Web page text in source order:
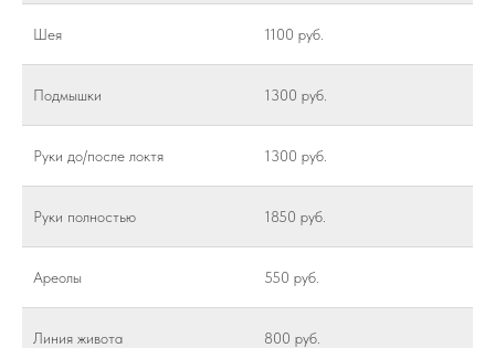
Шея 1100 руб.
Подмышки 1300 руб.
Руки до/после локтя 1300 руб.
Руки полностью 1850 руб.
Ареолы 550 руб.
Линия живота 800 руб.